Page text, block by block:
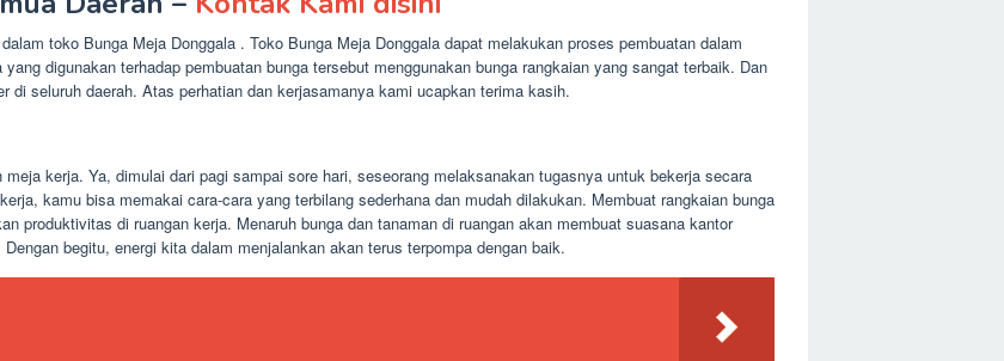
toko Bunga Meja Donggala . Toko Bunga Meja Donggala dapat melakukan proses pembuatan dalam
digunakan terhadap pembuatan bunga tersebut menggunakan bunga rangkaian yang sangat terbaik. Dan
di seluruh daerah. Atas perhatian dan kerjasamanya kami ucapkan terima kasih.
kerja. Ya, dimulai dari pagi sampai sore hari, seseorang melaksanakan tugasnya untuk bekerja secara
kamu bisa memakai cara-cara yang terbilang sederhana dan mudah dilakukan. Membuat rangkaian bunga
produktivitas di ruangan kerja. Menaruh bunga dan tanaman di ruangan akan membuat suasana kantor
begitu, energi kita dalam menjalankan akan terus terpompa dengan baik.